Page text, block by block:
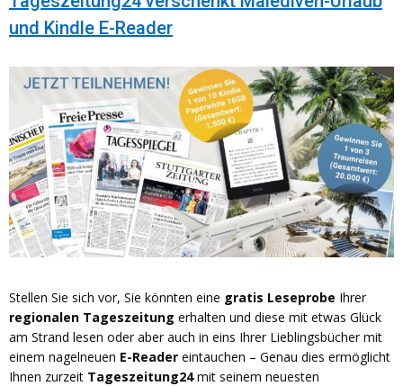
und Kindle E-Reader
Stellen Sie sich vor, Sie könnten eine gratis Leseprobe Ihrer
regionalen Tageszeitung erhalten und diese mit etwas Glück
am Strand lesen oder aber auch in eins Ihrer Lieblingsbücher mit
einem nagelneuen E-Reader eintauchen – Genau dies ermöglicht
Ihnen zurzeit Tageszeitung24mit seinem neuesten